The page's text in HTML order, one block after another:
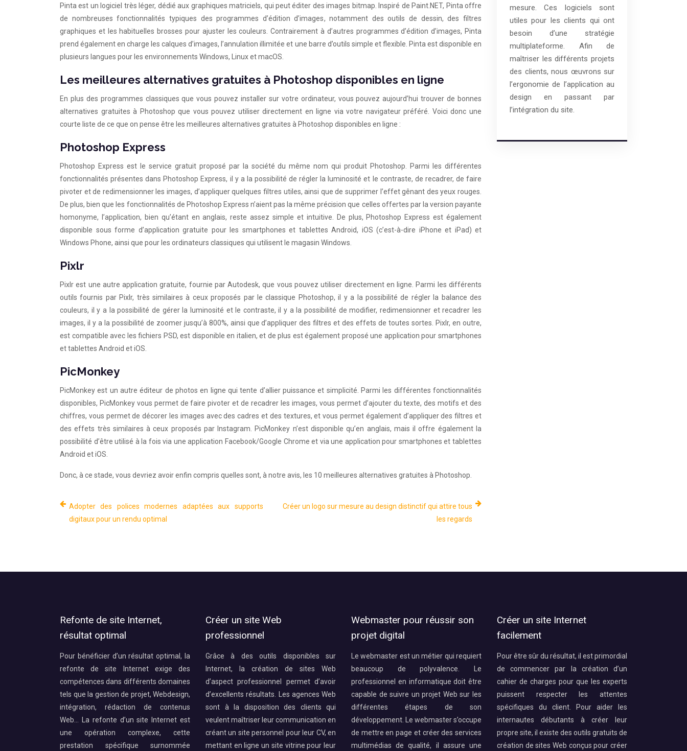
Pinta est un logiciel très léger, dédié aux graphiques matriciels, qui peut éditer des images bitmap. Inspiré de Paint.NET, Pinta offre
de nombreuses fonctionnalités typiques des programmes d’édition d’images, notamment des outils de dessin, des filtres
graphiques et les habituelles brosses pour ajuster les couleurs. Contrairement à d’autres programmes d’édition d’images, Pinta
prend également en charge les calques d’images, l’annulation illimitée et une barre d’outils simple et flexible. Pinta est disponible en
plusieurs langues pour les environnements Windows, Linux et macOS.
Les meilleures alternatives gratuites à Photoshop disponibles en ligne
En plus des programmes classiques que vous pouvez installer sur votre ordinateur, vous pouvez aujourd’hui trouver de bonnes
alternatives gratuites à Photoshop que vous pouvez utiliser directement en ligne via votre navigateur préféré. Voici donc une
courte liste de ce que on pense être les meilleures alternatives gratuites à Photoshop disponibles en ligne :
Photoshop Express
Photoshop Express est le service gratuit proposé par la société du même nom qui produit Photoshop. Parmi les différentes
fonctionnalités présentes dans Photoshop Express, il y a la possibilité de régler la luminosité et le contraste, de recadrer, de faire
pivoter et de redimensionner les images, d’appliquer quelques filtres utiles, ainsi que de supprimer l’effet gênant des yeux rouges.
De plus, bien que les fonctionnalités de Photoshop Express n’aient pas la même précision que celles offertes par la version payante
homonyme, l’application, bien qu’étant en anglais, reste assez simple et intuitive. De plus, Photoshop Express est également
disponible sous forme d’application gratuite pour les smartphones et tablettes Android, iOS (c’est-à-dire iPhone et iPad) et
Windows Phone, ainsi que pour les ordinateurs classiques qui utilisent le magasin Windows.
Pixlr
Pixlr est une autre application gratuite, fournie par Autodesk, que vous pouvez utiliser directement en ligne. Parmi les différents
outils fournis par Pixlr, très similaires à ceux proposés par le classique Photoshop, il y a la possibilité de régler la balance des
couleurs, il y a la possibilité de gérer la luminosité et le contraste, il y a la possibilité de modifier, redimensionner et recadrer les
images, il y a la possibilité de zoomer jusqu’à 800%, ainsi que d’appliquer des filtres et des effets de toutes sortes. Pixlr, en outre,
est compatible avec les fichiers PSD, est disponible en italien, et de plus est également proposé une application pour smartphones
et tablettes Android et iOS.
PicMonkey
PicMonkey est un autre éditeur de photos en ligne qui tente d’allier puissance et simplicité. Parmi les différentes fonctionnalités
disponibles, PicMonkey vous permet de faire pivoter et de recadrer les images, vous permet d’ajouter du texte, des motifs et des
chiffres, vous permet de décorer les images avec des cadres et des textures, et vous permet également d’appliquer des filtres et
des effets très similaires à ceux proposés par Instagram. PicMonkey n’est disponible qu’en anglais, mais il offre également la
possibilité d’être utilisé à la fois via une application Facebook/Google Chrome et via une application pour smartphones et tablettes
Android et iOS.
Donc, à ce stade, vous devriez avoir enfin compris quelles sont, à notre avis, les 10 meilleures alternatives gratuites à Photoshop.
Adopter des polices modernes adaptées aux supports
digitaux pour un rendu optimal
Créer un logo sur mesure au design distinctif qui attire tous
les regards
mesure. Ces logiciels sont
utiles pour les clients qui ont
besoin d’une stratégie
multiplateforme. Afin de
maîtriser les différents projets
des clients, nous œuvrons sur
l’ergonomie de l’application au
design en passant par
l’intégration du site.
Refonte de site Internet,
résultat optimal
Pour bénéficier d’un résultat optimal, la
refonte de site Internet exige des
compétences dans différents domaines
tels que la gestion de projet, Webdesign,
intégration, rédaction de contenus
Web… La refonte d’un site Internet est
une opération complexe, cette
prestation spécifique surnommée
Créer un site Web
professionnel
Grâce à des outils disponibles sur
Internet, la création de sites Web
d’aspect professionnel permet d’avoir
d’excellents résultats. Les agences Web
sont à la disposition des clients qui
veulent maîtriser leur communication en
créant un site personnel pour leur CV, en
mettant en ligne un site vitrine pour leur
Webmaster pour réussir son
projet digital
Le webmaster est un métier qui requiert
beaucoup de polyvalence. Le
professionnel en informatique doit être
capable de suivre un projet Web sur les
différentes étapes de son
développement. Le webmaster s’occupe
de mettre en page et créer des services
multimédias de qualité, il assure une
Créer un site Internet
facilement
Pour être sûr du résultat, il est primordial
de commencer par la création d’un
cahier de charges pour que les experts
puissent respecter les attentes
spécifiques du client. Pour aider les
internautes débutants à créer leur
propre site, il existe des outils gratuits de
création de sites Web conçus pour créer